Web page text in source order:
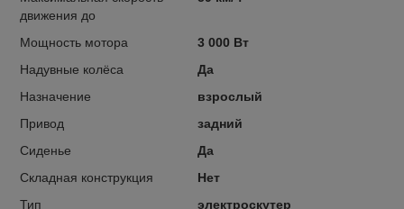
движения до
Мощность мотора
3 000 Вт
Надувные колёса
Да
Назначение
взрослый
Привод
задний
Сиденье
Да
Складная конструкция
Нет
Тип
электроскутер